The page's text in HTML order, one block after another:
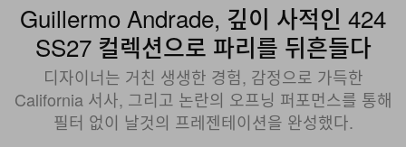
Guillermo Andrade, 깊이 사적인 424
SS27 컬렉션으로 파리를 뒤흔들다
디자이너는 거친 생생한 경험, 감정으로 가득한
California 서사, 그리고 논란의 오프닝 퍼포먼스를 통해
필터 없이 날것의 프레젠테이션을 완성했다.